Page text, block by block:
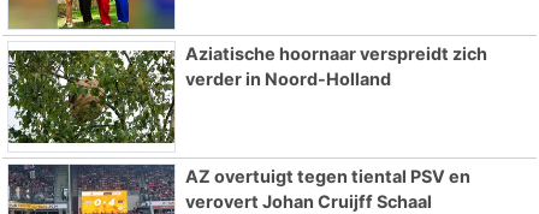
Aziatische hoornaar verspreidt zich
verder in Noord-Holland
AZ overtuigt tegen tiental PSV en
verovert Johan Cruijff Schaal